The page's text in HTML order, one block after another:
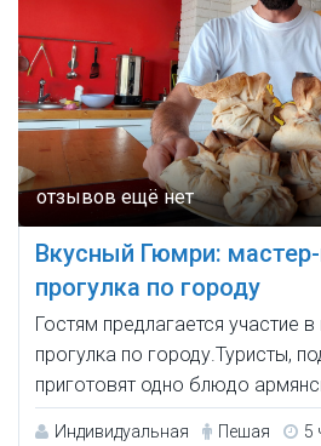
Вкусный Гюмри:
прогулка по городу
Гостям предлагается участие
прогулка по городу.Туристы,
приготовят одно блюдо
Индивидуальная Пешая 5